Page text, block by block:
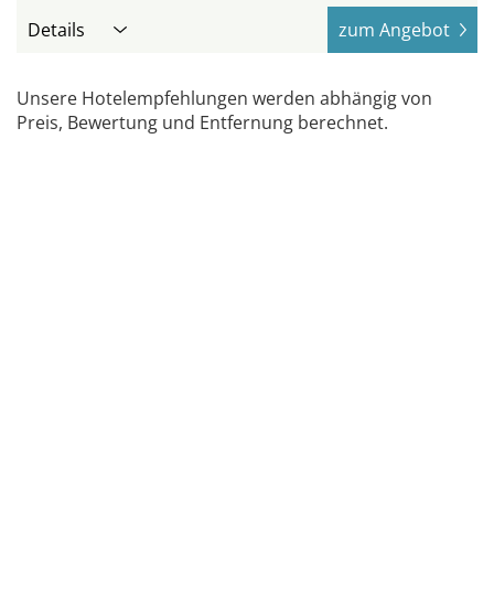
Details zum Angebot
Unsere Hotelempfehlungen werden abhängig von
Preis, Bewertung und Entfernung berechnet.